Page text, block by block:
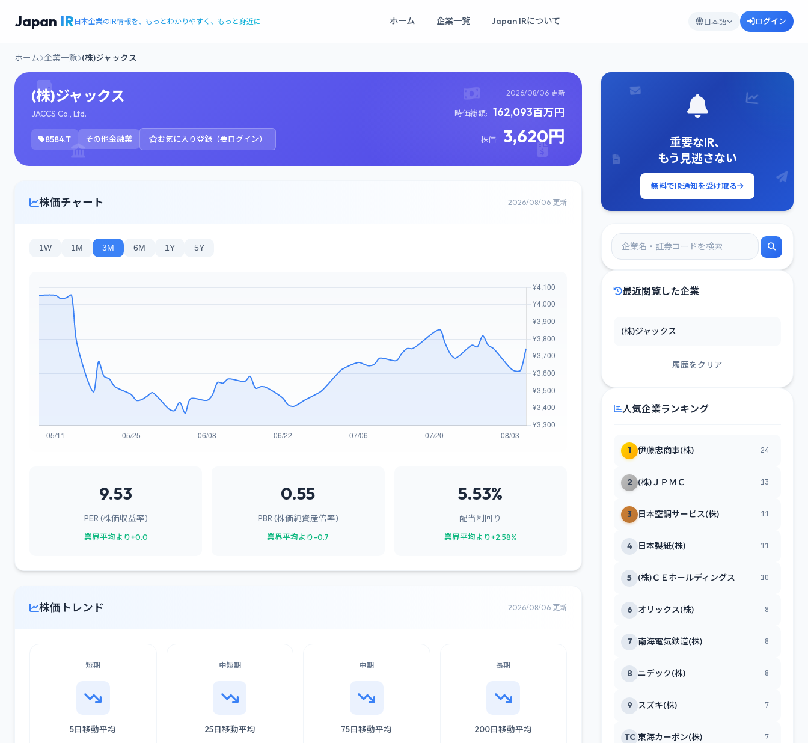
Japan IR日本企業のIR情報を、もっとわかりやすく、もっと身近に ホーム 企業一覧 Japan IRについて 日本語 ログイン
ホーム 企業一覧 (株)ジャックス
(株)ジャックス
JACCS Co., Ltd.
8584.T その他金融業 お気に入り登録（要ログイン）
2026/08/06 更新
時価総額: 162,093百万円
株価: 3,620円
株価チャート 2026/08/06 更新
1W 1M 3M 6M 1Y 5Y
9.53
PER (株価収益率)
業界平均より+0.0
0.55
PBR (株価純資産倍率)
業界平均より-0.7
5.53%
配当利回り
業界平均より+2.58%
株価トレンド 2026/08/06 更新
短期
5日移動平均
中短期
25日移動平均
中期
75日移動平均
長期
200日移動平均
重要なIR、
もう見逃さない
無料でIR通知を受け取る
最近閲覧した企業
(株)ジャックス
履歴をクリア
人気企業ランキング
1 伊藤忠商事(株) 24
2 (株)ＪＰＭＣ 13
3 日本空調サービス(株) 11
4 日本製紙(株) 11
5 (株)ＣＥホールディングス 10
6 オリックス(株) 8
7 南海電気鉄道(株) 8
8 ニデック(株) 8
9 スズキ(株) 7
TC 東海カーボン(株) 7